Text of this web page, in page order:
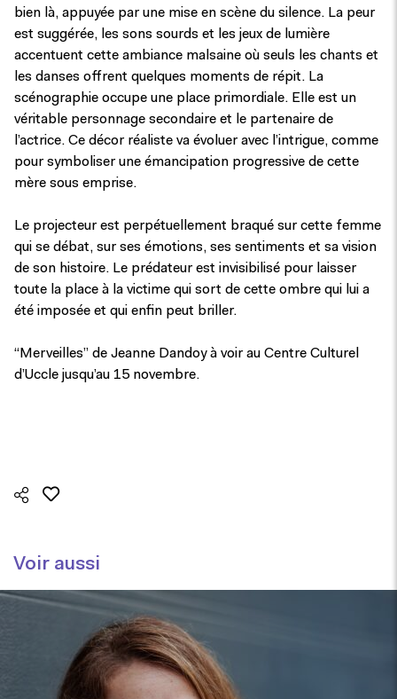
bien là, appuyée par une mise en scène du silence. La peur
est suggérée, les sons sourds et les jeux de lumière
accentuent cette ambiance malsaine où seuls les chants et
les danses offrent quelques moments de répit. La
scénographie occupe une place primordiale. Elle est un
véritable personnage secondaire et le partenaire de
l’actrice. Ce décor réaliste va évoluer avec l’intrigue, comme
pour symboliser une émancipation progressive de cette
mère sous emprise.
Le projecteur est perpétuellement braqué sur cette femme
qui se débat, sur ses émotions, ses sentiments et sa vision
de son histoire. Le prédateur est invisibilisé pour laisser
toute la place à la victime qui sort de cette ombre qui lui a
été imposée et qui enfin peut briller.
“Merveilles” de Jeanne Dandoy à voir au Centre Culturel
d’Uccle jusqu’au 15 novembre.
Voir aussi